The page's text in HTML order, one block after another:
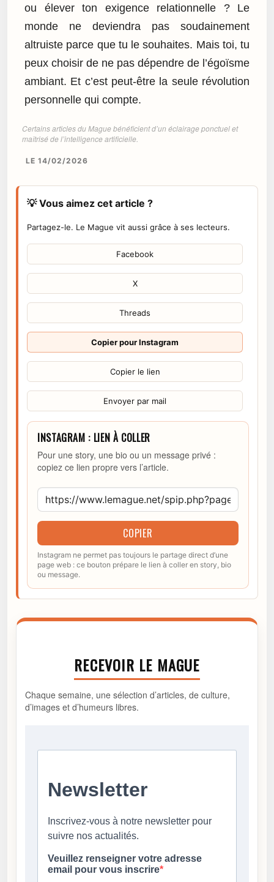
ou élever ton exigence relationnelle ? Le
monde ne deviendra pas soudainement
altruiste parce que tu le souhaites. Mais toi, tu
peux choisir de ne pas dépendre de l’égoïsme
ambiant. Et c’est peut-être la seule révolution
personnelle qui compte.
Certains articles du Mague bénéficient d’un éclairage ponctuel et
maîtrisé de l’intelligence artificielle.
LE 14/02/2026
💡 Vous aimez cet article ?
Partagez-le. Le Mague vit aussi grâce à ses lecteurs.
Facebook
X
Threads
Copier pour Instagram
Copier le lien
Envoyer par mail
INSTAGRAM : LIEN À COLLER
Pour une story, une bio ou un message privé :
copiez ce lien propre vers l’article.
COPIER
Instagram ne permet pas toujours le partage direct d’une
page web : ce bouton prépare le lien à coller en story, bio
ou message.
RECEVOIR LE MAGUE
Chaque semaine, une sélection d’articles, de culture,
d’images et d’humeurs libres.